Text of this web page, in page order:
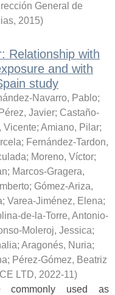
General de
, 2015)
Relationship with
and with
study
Navarro, Pablo;
Javier; Castaño-
Vicente; Amiano, Pilar;
; Fernández-Tardon,
; Moreno, Víctor;
; Marcos-Gragera,
; Gómez-Ariza,
; Varea-Jiménez, Elena;
de-la-Torre, Antonio-
Moleroj, Jessica;
; Aragonés, Nuria;
; Pérez-Gómez, Beatriz
LTD, 2022-11)
commonly used as